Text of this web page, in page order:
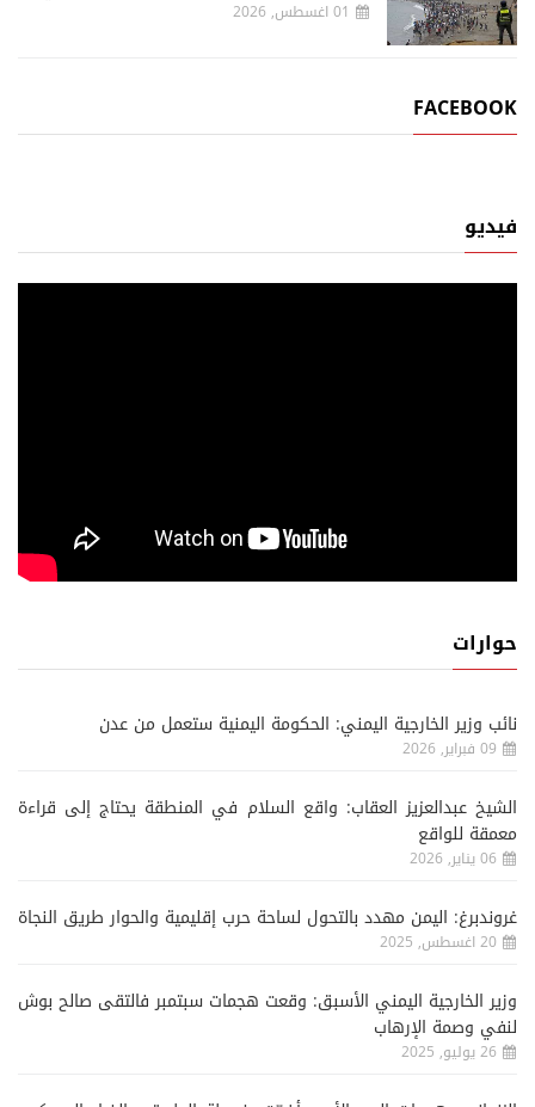
01 اغسطس, 2026
FACEBOOK
فيديو
حوارات
نائب وزير الخارجية اليمني: الحكومة اليمنية ستعمل من عدن
09 فبراير, 2026
الشيخ عبدالعزيز العقاب: واقع السلام في المنطقة يحتاج إلى قراءة
معمقة للواقع
06 يناير, 2026
غروندبرغ: اليمن مهدد بالتحول لساحة حرب إقليمية والحوار طريق النجاة
20 اغسطس, 2025
وزير الخارجية اليمني الأسبق: وقعت هجمات سبتمبر فالتقى صالح بوش
لنفي وصمة الإرهاب
26 يوليو, 2025